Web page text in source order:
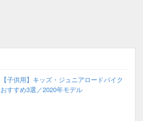
【子供用】キッズ・ジュニアロードバイク
おすすめ3選／2020年モデル